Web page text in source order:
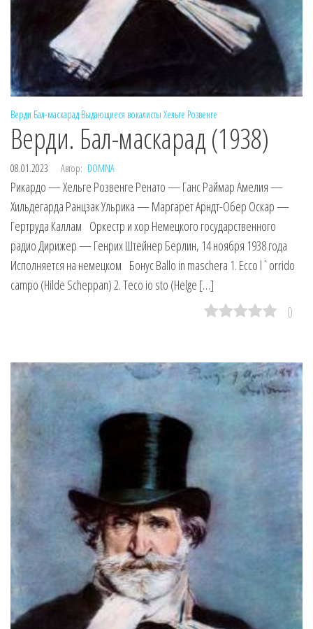
Верди Бал-маскарад Выдающиеся вокалисты Хельге Розвенге
Верди. Бал-маскарад (1938)
08.01.2023 Автор: DOMNA
Рикардо — Хельге Розвенге Ренато — Ганс Раймар Амелия —
Хильдегарда Ранцзак Ульрика — Маргарет Арндт-Обер Оскар —
Гертруда Каллам Оркестр и хор Немецкого государственного
радио Дирижер — Генрих Штейнер Берлин, 14 ноября 1938 года
Исполняется на немецком Бонус Ballo in maschera 1. Ecco l`orrido
campo (Hilde Scheppan) 2. Teco io sto (Helge […]
0